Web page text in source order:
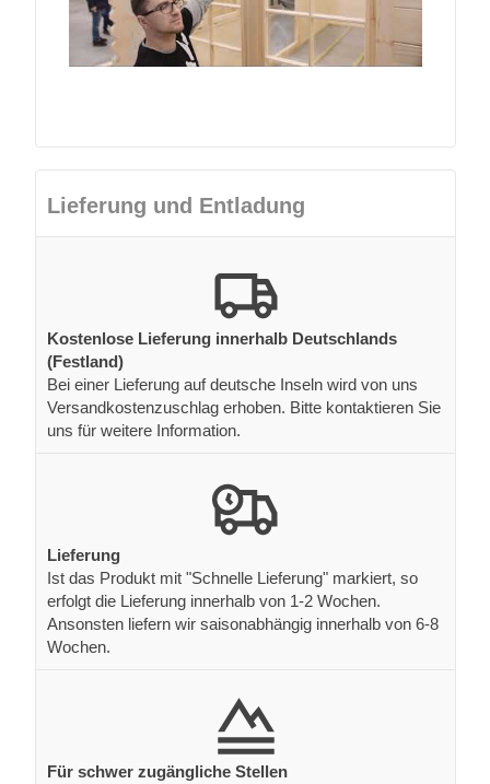
Lieferung und Entladung
Kostenlose Lieferung innerhalb Deutschlands
(Festland)
Bei einer Lieferung auf deutsche Inseln wird von uns
Versandkostenzuschlag erhoben. Bitte kontaktieren Sie
uns für weitere Information.
Lieferung
Ist das Produkt mit "Schnelle Lieferung" markiert, so
erfolgt die Lieferung innerhalb von 1-2 Wochen.
Ansonsten liefern wir saisonabhängig innerhalb von 6-8
Wochen.
Für schwer zugängliche Stellen